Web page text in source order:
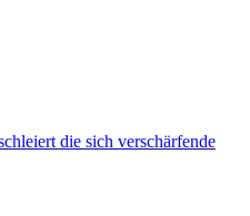
die sich verschärfende